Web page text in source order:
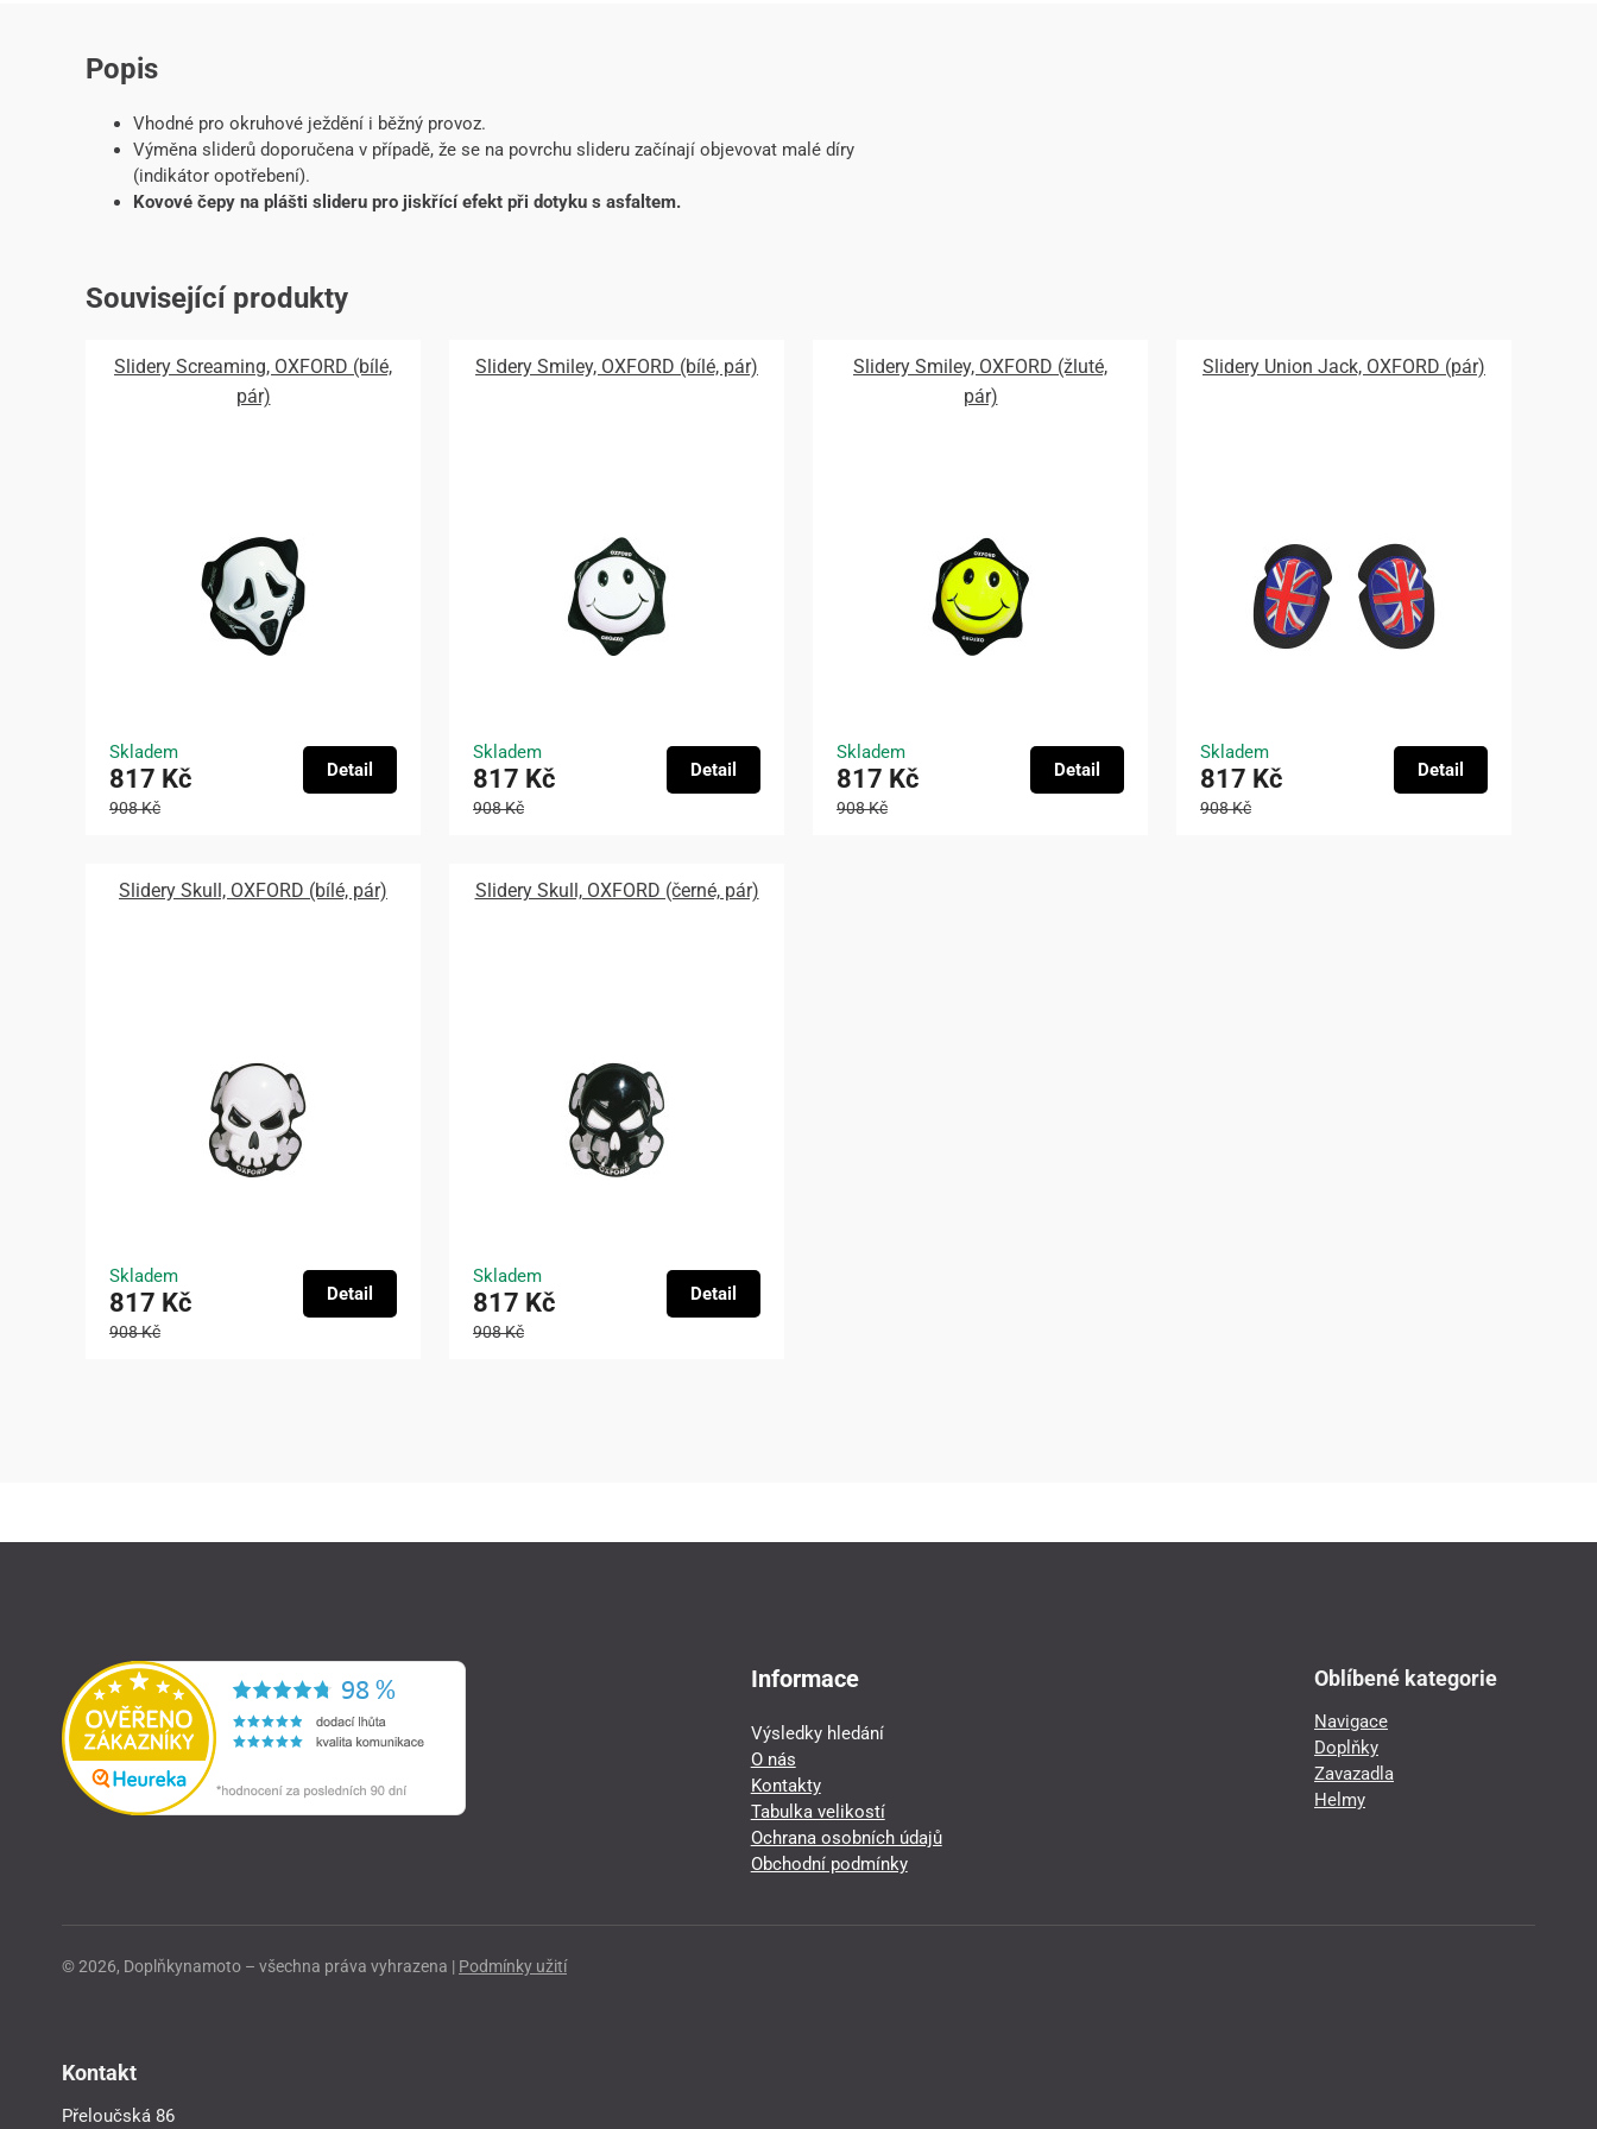
Popis
Vhodné pro okruhové ježdění i běžný provoz.
Výměna sliderů doporučena v případě, že se na povrchu slideru začínají objevovat malé díry
(indikátor opotřebení).
Kovové čepy na plášti slideru pro jiskřící efekt při dotyku s asfaltem.
Související produkty
Slidery Screaming, OXFORD (bílé,
pár)
Skladem
817 Kč
908 Kč
Detail
Slidery Smiley, OXFORD (bílé, pár)
Skladem
817 Kč
908 Kč
Detail
Slidery Smiley, OXFORD (žluté,
pár)
Skladem
817 Kč
908 Kč
Detail
Slidery Union Jack, OXFORD (pár)
Skladem
817 Kč
908 Kč
Detail
Slidery Skull, OXFORD (bílé, pár)
Skladem
817 Kč
908 Kč
Detail
Slidery Skull, OXFORD (černé, pár)
Skladem
817 Kč
908 Kč
Detail
Informace
Výsledky hledání
O nás
Kontakty
Tabulka velikostí
Ochrana osobních údajů
Obchodní podmínky
Oblíbené kategorie
Navigace
Doplňky
Zavazadla
Helmy
© 2026, Doplňkynamoto – všechna práva vyhrazena | Podmínky užití
Kontakt
Přeloučská 86